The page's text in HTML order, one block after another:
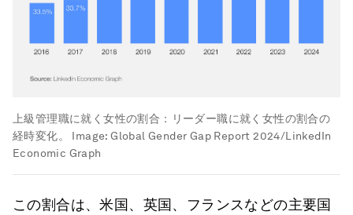
上級管理職に就く女性の割合：リーダー職に就く女性の割合の
経時変化。
Image:Global Gender Gap Report 2024/LinkedIn
Economic Graph
この割合は、米国、英国、フランスなどの主要国